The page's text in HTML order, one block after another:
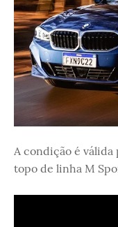
A condição é válida
topo de linha M